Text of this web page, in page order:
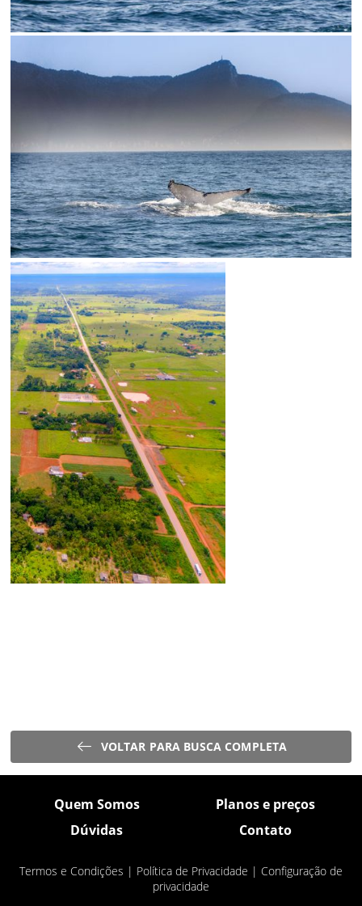
VOLTAR PARA BUSCA COMPLETA
Quem Somos
Planos e preços
Dúvidas
Contato
Termos e Condições | Política de Privacidade | Configuração de
privacidade